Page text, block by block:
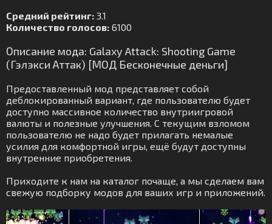
Средний рейтинг: 3.1
Количество голосов: 6100
Описание мода: Galaxy Attack: Shooting Game
(Гэлэкси Аттак) [МОД Бесконечные деньги]
Предоставленный мод представляет собой
деблокированный вариант, где пользователю будет
доступно массивное количество внутриигровой
валюты и полезные улучшения. С текущим взломом
пользователю не надо будет прилагать немалые
усилия для комфортной игры, ещё будут доступны
внутренние приобретения.
Приходите к нам на каталог почаще, а мы сделаем вам
свежую подборку модов для ваших игр и приложений.